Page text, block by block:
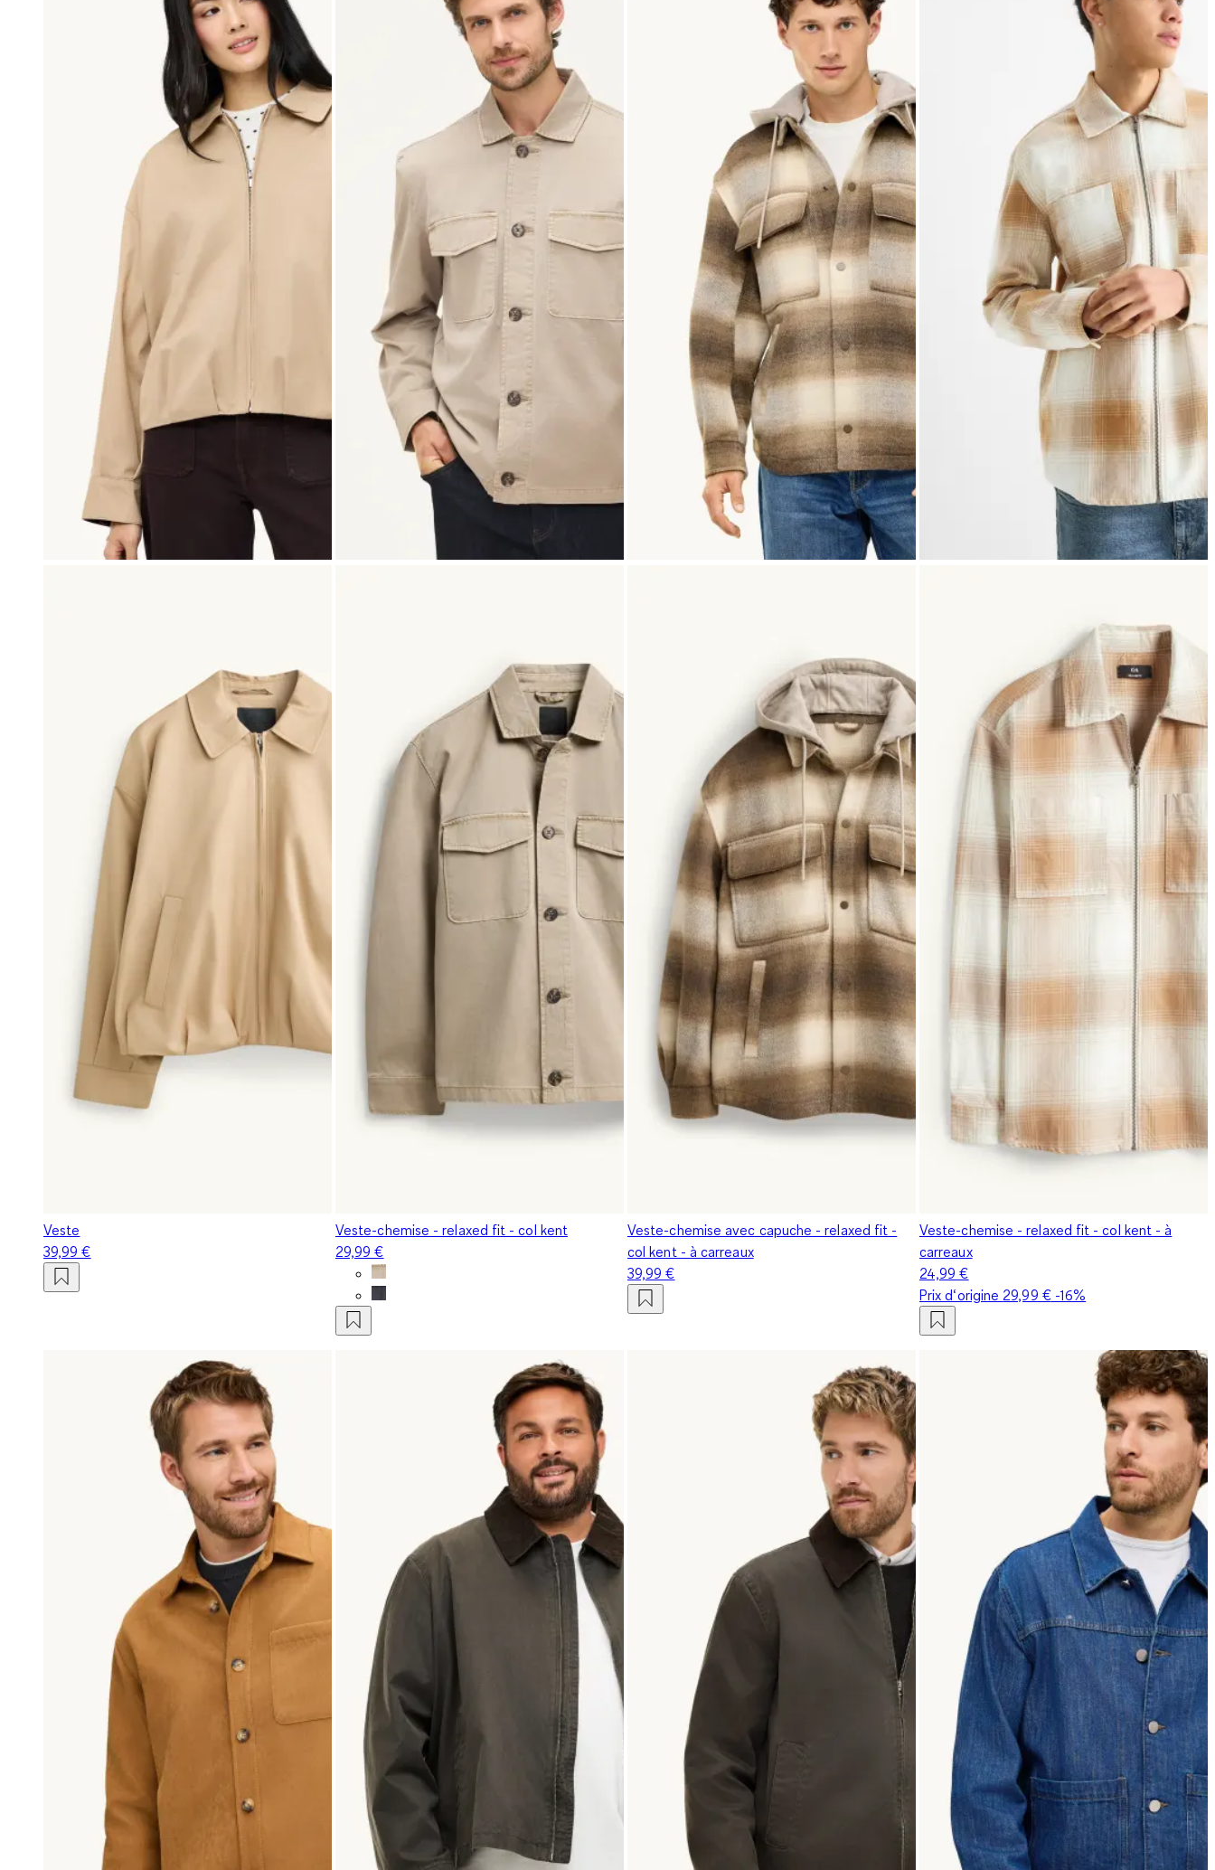
Veste
39,99 €
Veste-chemise - relaxed fit - col kent
29,99 €
Veste-chemise avec capuche - relaxed fit -
col kent - à carreaux
39,99 €
Veste-chemise - relaxed fit - col kent - à
carreaux
24,99 €
Prix d‘origine 29,99 €-16%